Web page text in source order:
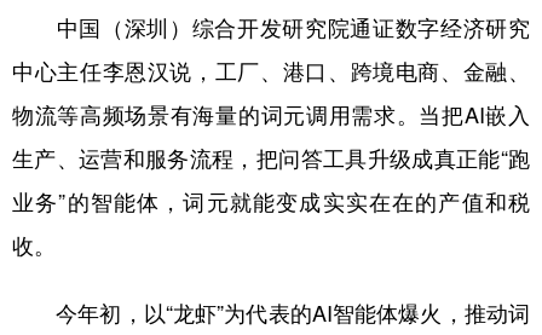
中国（深圳）综合开发研究院通证数字经济研究
中心主任李恩汉说，工厂、港口、跨境电商、金融、
物流等高频场景有海量的词元调用需求。当把AI嵌入
生产、运营和服务流程，把问答工具升级成真正能“跑
业务”的智能体，词元就能变成实实在在的产值和税
收。
今年初，以“龙虾”为代表的AI智能体爆火，推动词